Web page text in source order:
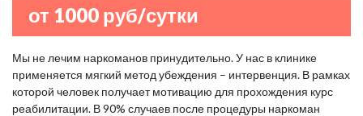
от 1000 руб/сутки
Мы не лечим наркоманов принудительно. У нас в клинике
применяется мягкий метод убеждения – интервенция. В рамках
которой человек получает мотивацию для прохождения курс
реабилитации. В 90% случаев после процедуры наркоман